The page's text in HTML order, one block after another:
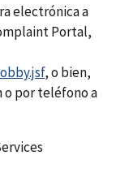
electrónica a
Portal,
, o bien,
o por teléfono a